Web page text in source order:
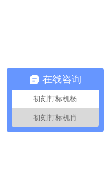
在线咨询
初刻打标机杨
初刻打标机肖